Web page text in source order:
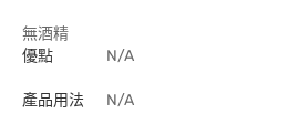
無酒精
優點
N/A
產品用法 N/A